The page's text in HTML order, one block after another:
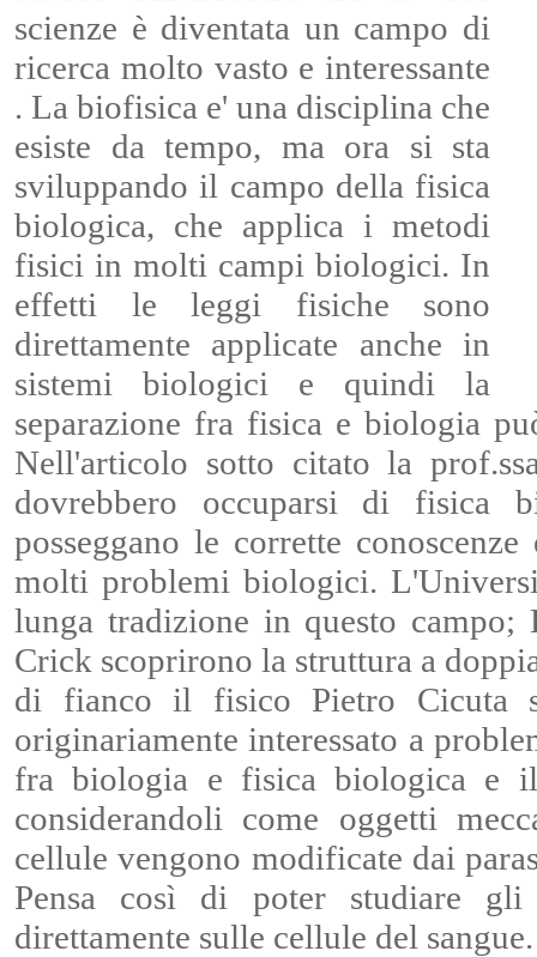
scienze è diventata un campo di
ricerca molto vasto e interessante
. La biofisica e' una disciplina che
esiste da tempo, ma ora si sta
sviluppando il campo della fisica
biologica, che applica i metodi
fisici in molti campi biologici. In
effetti le leggi fisiche sono
direttamente applicate anche in
sistemi biologici e quindi la
separazione fra fisica e biologia
Nell'articolo sotto citato la
dovrebbero occuparsi di fisica
posseggano le corrette
molti problemi biologici.
lunga tradizione in questo campo;
Crick scoprirono la struttura a
di fianco il fisico Pietro Cicuta
originariamente interessato a
fra biologia e fisica biologica e
considerandoli come oggetti
cellule vengono modificate dai
Pensa così di poter studiare gli
direttamente sulle cellule del sangue.